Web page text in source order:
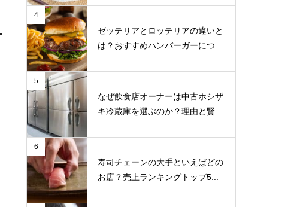
4
ゼッテリアとロッテリアの違いと
は？おすすめハンバーガーにつ...
5
なぜ飲食店オーナーは中古ホシザ
キ冷蔵庫を選ぶのか？理由と賢...
6
寿司チェーンの大手といえばどの
お店？売上ランキングトップ5...